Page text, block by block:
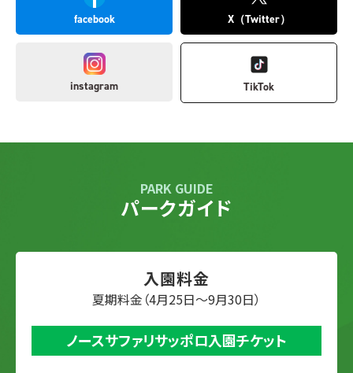
facebook X（Twitter）
instagram TikTok
PARK GUIDE
パークガイド
入園料金
夏期料金（4月25日～9月30日）
ノースサファリサッポロ入園チケット